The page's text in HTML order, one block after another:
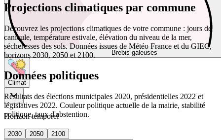
Brebis galeuses
Climat
Horizon temporel
2030 2050
2100
Projections climatiques par commune
Découvrez les projections climatiques de votre commune : jours de
canicule, température estivale, élévation du niveau de la mer,
sécheresses des sols. Données issues de Météo France et du GIEC,
horizons 2030, 2050 et 2100.
Données politiques
Résultats des élections municipales 2020, présidentielles 2022 et
législatives 2022. Couleur politique actuelle de la mairie, stabilité
politique, taux d'abstention.